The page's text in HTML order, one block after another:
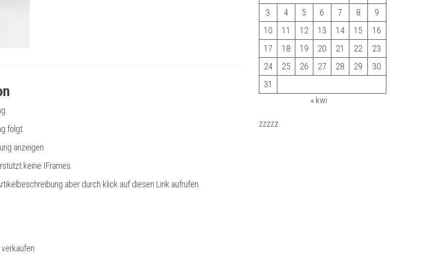
folgt.
anzeigen
keine IFrames.
aber durch klick auf diesen Link aufrufen.
3
4 5 6 7 8
9
10
11 12 13 14 15
16
17
18 19 20 21 22
23
24
25 26 27 28 29
30
31
« kwi
zzzzz